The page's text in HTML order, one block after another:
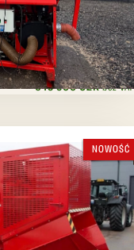
Maks. średnica
47 cm
643 500 CZKbez VAT
NOWOŚĆ